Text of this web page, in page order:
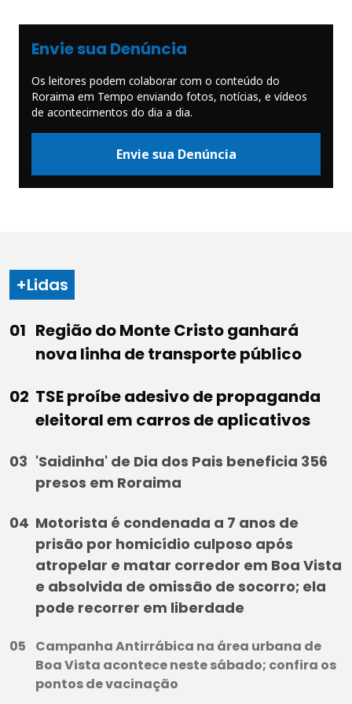
Envie sua Denúncia
Os leitores podem colaborar com o conteúdo do
Roraima em Tempo enviando fotos, notícias, e vídeos
de acontecimentos do dia a dia.
Envie sua Denúncia
+Lidas
Região do Monte Cristo ganhará
nova linha de transporte público
TSE proíbe adesivo de propaganda
eleitoral em carros de aplicativos
'Saidinha' de Dia dos Pais beneficia 356
presos em Roraima
Motorista é condenada a 7 anos de
prisão por homicídio culposo após
atropelar e matar corredor em Boa Vista
e absolvida de omissão de socorro; ela
pode recorrer em liberdade
Campanha Antirrábica na área urbana de
Boa Vista acontece neste sábado; confira os
pontos de vacinação